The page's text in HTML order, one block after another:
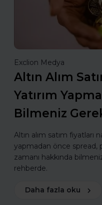
Exclion Medya
Altın Alım
Yatırım
Bilmeniz
Altın alım satım fiyatları
yapmadan önce spread,
zamanı hakkında
rehberde.
Daha fazla oku